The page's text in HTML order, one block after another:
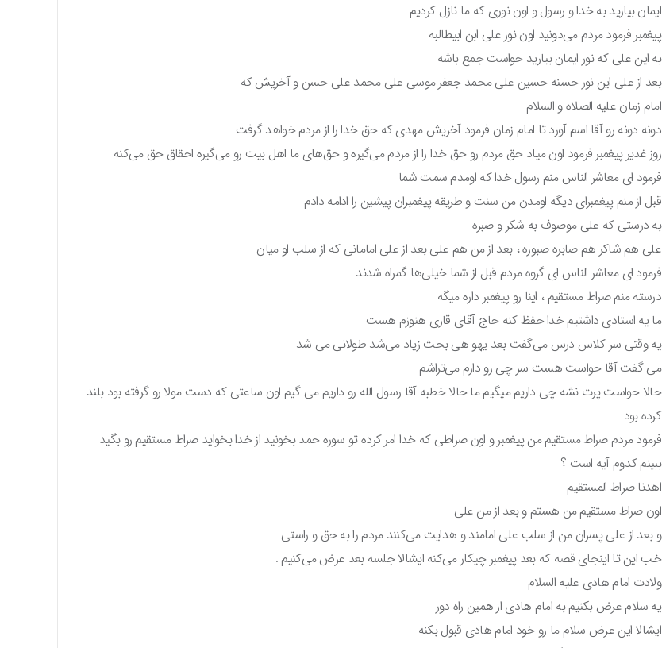
ایمان بیارید به خدا و رسول و اون نوری که ما نازل کردیم
پیغمبر فرمود مردم می‌دونید اون نور علی ابن ابیطالبه
به این علی که نور ایمان بیارید حواست جمع باشه
بعد از علی این نور حسنه حسین علی محمد جعفر موسی علی محمد علی حسن و آخریش که
امام زمان علیه الصلاه و السلام
دونه دونه رو آقا اسم آورد تا امام زمان فرمود آخریش مهدی که حق خدا را از مردم خواهد گرفت
روز غدیر پیغمبر فرمود اون میاد حق مردم رو حق خدا را از مردم می‌گیره و حق‌های ما اهل بیت رو می‌گیره احقاق حق می‌کنه
فرمود ای معاشر الناس منم رسول خدا که اومدم سمت شما
قبل از منم پیغمبرای دیگه اومدن من سنت و طریقه پیغمبران پیشین را ادامه دادم
به درستی که علی موصوف به شکر و صبره
علی هم شاکر هم صابره صبوره ، بعد از من هم علی بعد از علی امامانی که از سلب او میان
فرمود ای معاشر الناس ای گروه مردم قبل از شما خیلی‌ها گمراه شدند
درسته منم صراط مستقیم ، اینا رو پیغمبر داره میگه
ما یه استادی داشتیم خدا حفظ کنه حاج آقای قاری هنوزم هست
یه وقتی سر کلاس درس می‌گفت بعد یهو هی بحث زیاد می‌شد طولانی می شد
می گفت آقا حواست هست سر چی رو دارم می‌تراشم
حالا حواست پرت نشه چی داریم میگیم ما حالا خطبه آقا رسول الله رو داریم می گیم اون ساعتی که دست مولا رو گرفته بود بلند
کرده بود
فرمود مردم صراط مستقیم من پیغمبر و اون صراطی که خدا امر کرده تو سوره حمد بخونید از خدا بخواید صراط مستقیم رو بگید
ببینم کدوم آیه است ؟
اهدنا صراط المستقیم
اون صراط مستقیم من هستم و بعد از من علی
و بعد از علی پسران من از سلب علی امامند و هدایت می‌کنند مردم را به حق و راستی
خب این تا اینجای قصه که بعد پیغمبر چیکار می‌کنه ایشالا جلسه بعد عرض می‌کنیم .
ولادت امام هادی علیه السلام
یه سلام عرض بکنیم به امام هادی از همین راه دور
ایشالا این عرض سلام ما رو خود امام هادی قبول بکنه